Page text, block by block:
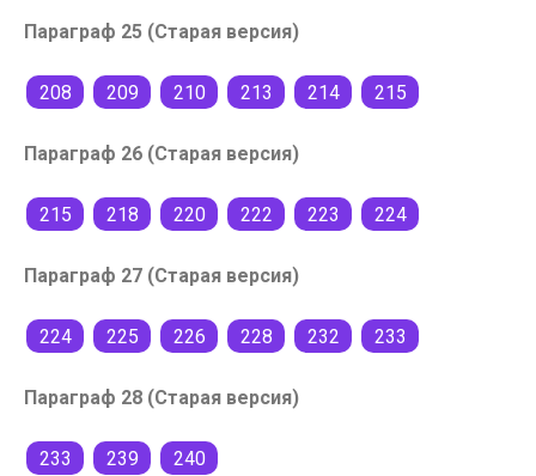
Параграф 25 (Старая версия)
208 209 210 213 214 215
Параграф 26 (Старая версия)
215 218 220 222 223 224
Параграф 27 (Старая версия)
224 225 226 228 232 233
Параграф 28 (Старая версия)
233 239 240